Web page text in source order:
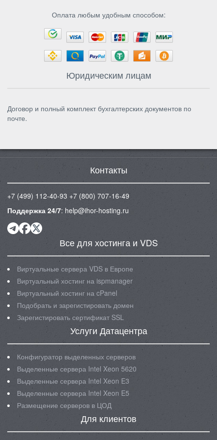
Оплата любым удобным способом:
Юридическим лицам
Договор и полный комплект бухгалтерских документов по
почте.
Контакты
+7 (499) 112-40-93 +7 (800) 707-16-49
Поддержка 24/7: help@ihor-hosting.ru
Все для хостинга и VDS
Виртуальные сервера VDS в Европе
Виртуальный хостинг на ispmanager
Виртуальный хостинг на cPanel
Подобрать и зарегистировать домен
Зарегистировать сертификат SSL
Услуги Датацентра
Конфигуратор выделенных серверов
Выделенные сервера Intel Xeon 5620
Выделенные сервера Intel Xeon E3
Выделенные сервера Intel Xeon E5
Размещение серверов в ЦОД
Для клиентов